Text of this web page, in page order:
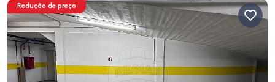
Redução de preço